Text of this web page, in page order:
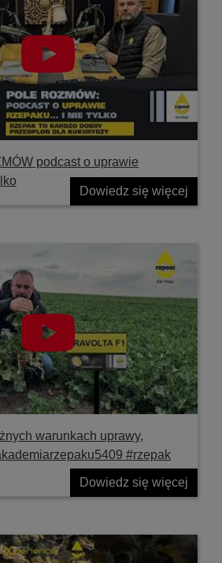
podcast o uprawie
Dowiedz się więcej
warunkach uprawy,
#rzepak
Dowiedz się więcej